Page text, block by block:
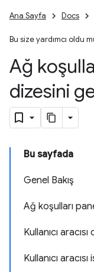
Ana Sayfa Docs
Bu size yardımcı oldu
Ağ
dizesini
Bu sayfada
Genel Bakış
Ağ koşulları
Kullanıcı
Kullanıcı